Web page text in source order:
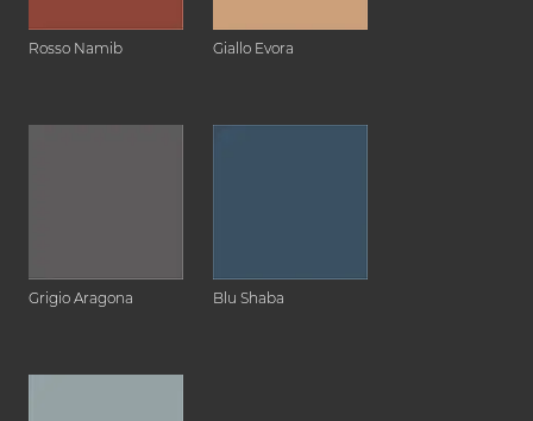
Rosso Namib Giallo Evora
Grigio Aragona Blu Shaba